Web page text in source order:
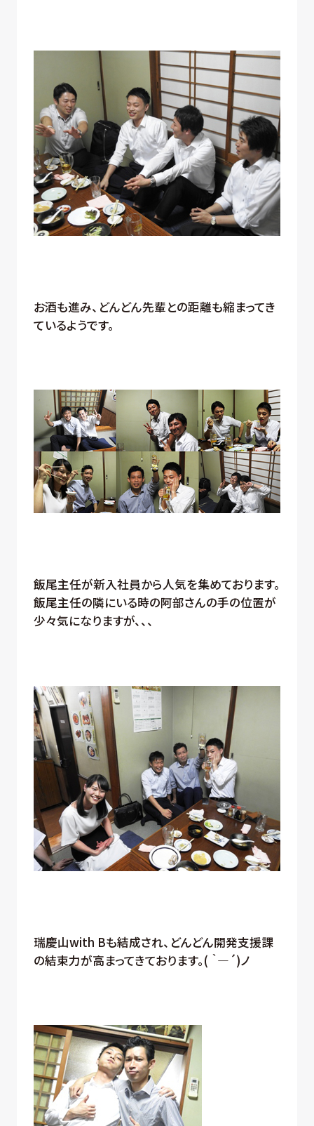
お酒も進み、どんどん先輩との距離も縮まってき
ているようです。
飯尾主任が新入社員から人気を集めております。
飯尾主任の隣にいる時の阿部さんの手の位置が
少々気になりますが、、、
瑞慶山with Bも結成され、どんどん開発支援課
の結束力が高まってきております。( ｀―´)ノ